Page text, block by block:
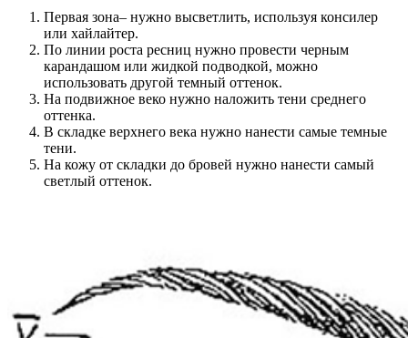
Первая зона– нужно высветлить, используя консилер
или хайлайтер.
По линии роста ресниц нужно провести черным
карандашом или жидкой подводкой, можно
использовать другой темный оттенок.
На подвижное веко нужно наложить тени среднего
оттенка.
В складке верхнего века нужно нанести самые темные
тени.
На кожу от складки до бровей нужно нанести самый
светлый оттенок.